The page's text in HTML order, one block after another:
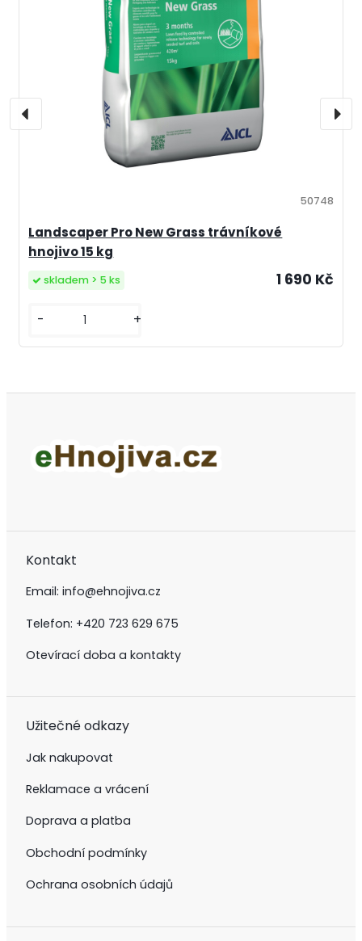
Landscaper Pro New Grass trávníkové
hnojivo 15 kg
50748
1 690 Kč
- +
skladem > 5 ks
Kontakt
Email: info@ehnojiva.cz
Telefon: +420 723 629 675
Otevírací doba a kontakty
Užitečné odkazy
Jak nakupovat
Reklamace a vrácení
Doprava a platba
Obchodní podmínky
Ochrana osobních údajů